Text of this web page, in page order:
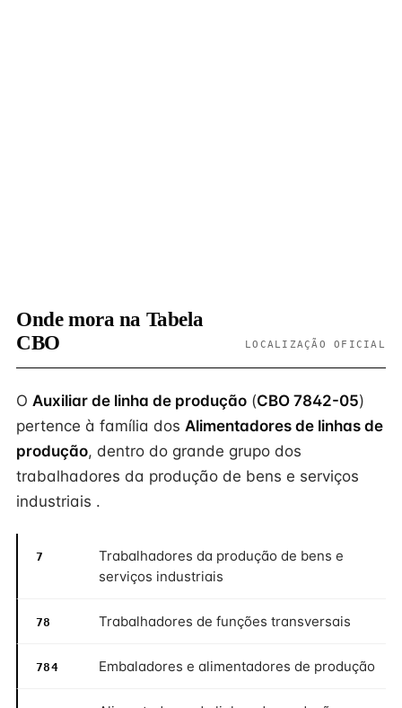
Onde mora na Tabela
CBO
LOCALIZAÇÃO OFICIAL
O Auxiliar de linha de produção (CBO 7842-05)
pertence à família dos Alimentadores de linhas de
produção, dentro do grande grupo dos
trabalhadores da produção de bens e serviços
industriais .
7
Trabalhadores da produção de bens e
serviços industriais
78 Trabalhadores de funções transversais
784 Embaladores e alimentadores de produção